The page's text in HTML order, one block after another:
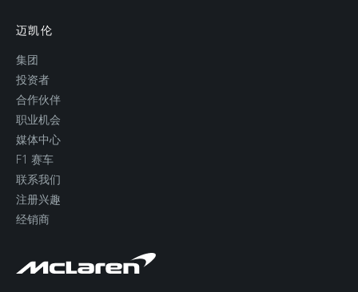
迈凯伦
集团
投资者
合作伙伴
职业机会
媒体中心
F1 赛车
联系我们
注册兴趣
经销商